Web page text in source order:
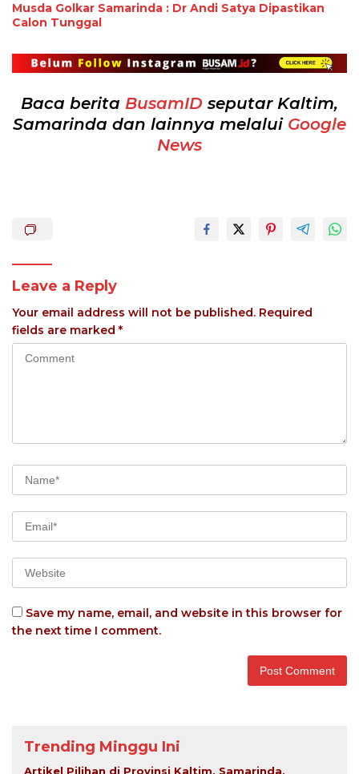
Musda Golkar Samarinda : Dr Andi Satya Dipastikan
Calon Tunggal
Baca berita BusamID seputar Kaltim,
Samarinda dan lainnya melalui Google
News
Leave a Reply
Your email address will not be published. Required
fields are marked *
Save my name, email, and website in this browser for
the next time I comment.
Trending Minggu Ini
Artikel Pilihan di Provinsi Kaltim, Samarinda,